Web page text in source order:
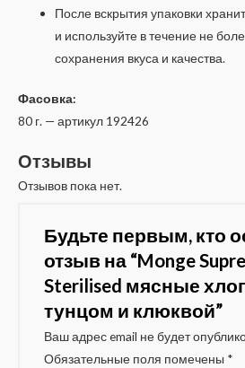
После вскрытия упаковки
и используйте в течение не
сохранения вкуса и качества.
Фасовка:
80 г. — артикул 192426
Отзывы
Отзывов пока нет.
Будьте первым, кто
отзыв на “Monge
Sterilised мясные
тунцом и клюквой”
Ваш адрес email не будет
Обязательные поля помечены *